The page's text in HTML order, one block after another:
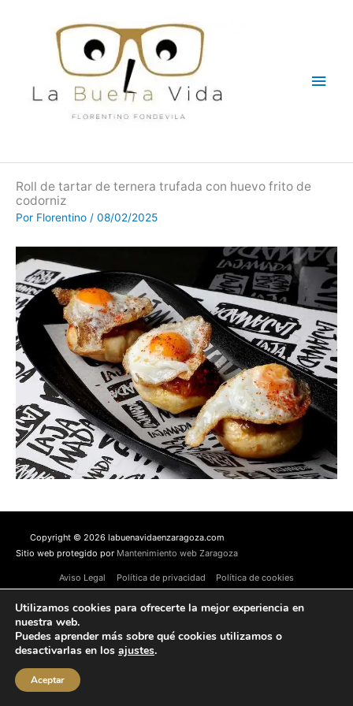
Roll de tartar de ternera trufada con huevo frito de
codorniz
Por Florentino / 08/02/2025
Copyright © 2026 labuenavidaenzaragoza.com
Sitio web protegido por Mantenimiento web Zaragoza
Aviso Legal Política de privacidad
Política de cookies
Utilizamos cookies para ofrecerte la mejor experiencia en
nuestra web.
Puedes aprender más sobre qué cookies utilizamos o
desactivarlas en los ajustes.
Aceptar